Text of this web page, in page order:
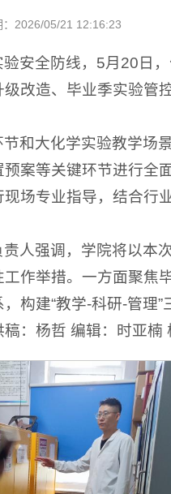
：2026/05/21 12:16:23
安全防线，5月20日
改造、毕业季实验管
和大化学实验教学场
案等关键环节进行全
场专业指导，结合行
人强调，学院将以本
作举措。一方面聚焦
构建“教学-科研-管理
：杨哲 编辑：时亚楠